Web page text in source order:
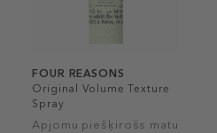
FOUR REASONS
Original Volume Texture
Spray
Apjomu piešķirošs matu